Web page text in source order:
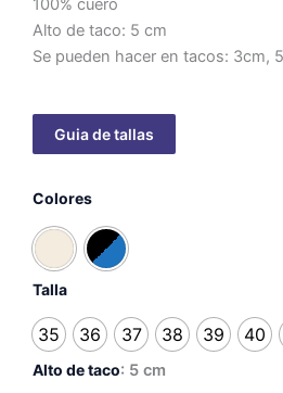
100% cuero
Alto de taco: 5 cm
Se pueden hacer en tacos: 3cm,
Colores
Talla
35 36 37 38 39 40
Alto de taco: 5 cm
pasador
taco
5cm
cantidad